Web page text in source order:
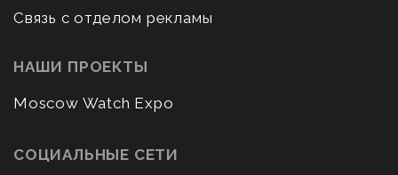
Связь с отделом рекламы
НАШИ ПРОЕКТЫ
Moscow Watch Expo
СОЦИАЛЬНЫЕ СЕТИ